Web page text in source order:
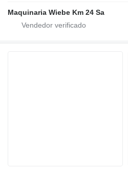
Maquinaria Wiebe Km 24 Sa